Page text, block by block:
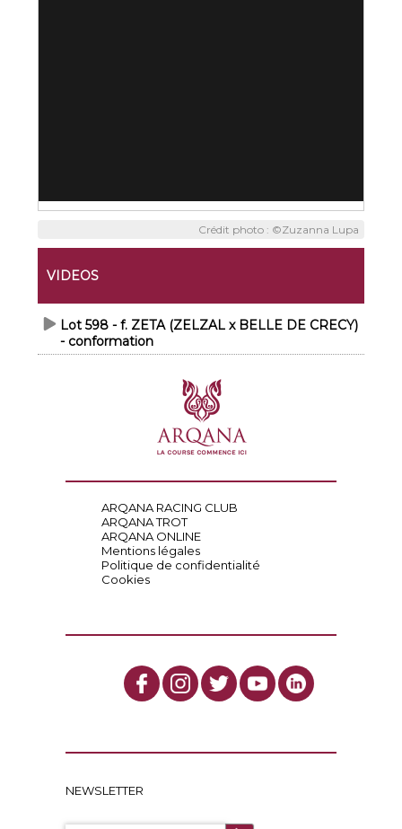
Crédit photo : ©Zuzanna Lupa
VIDEOS
Lot 598 - f. ZETA (ZELZAL x BELLE DE CRECY)
- conformation
ARQANA RACING CLUB
ARQANA TROT
ARQANA ONLINE
Mentions légales
Politique de confidentialité
Cookies
NEWSLETTER